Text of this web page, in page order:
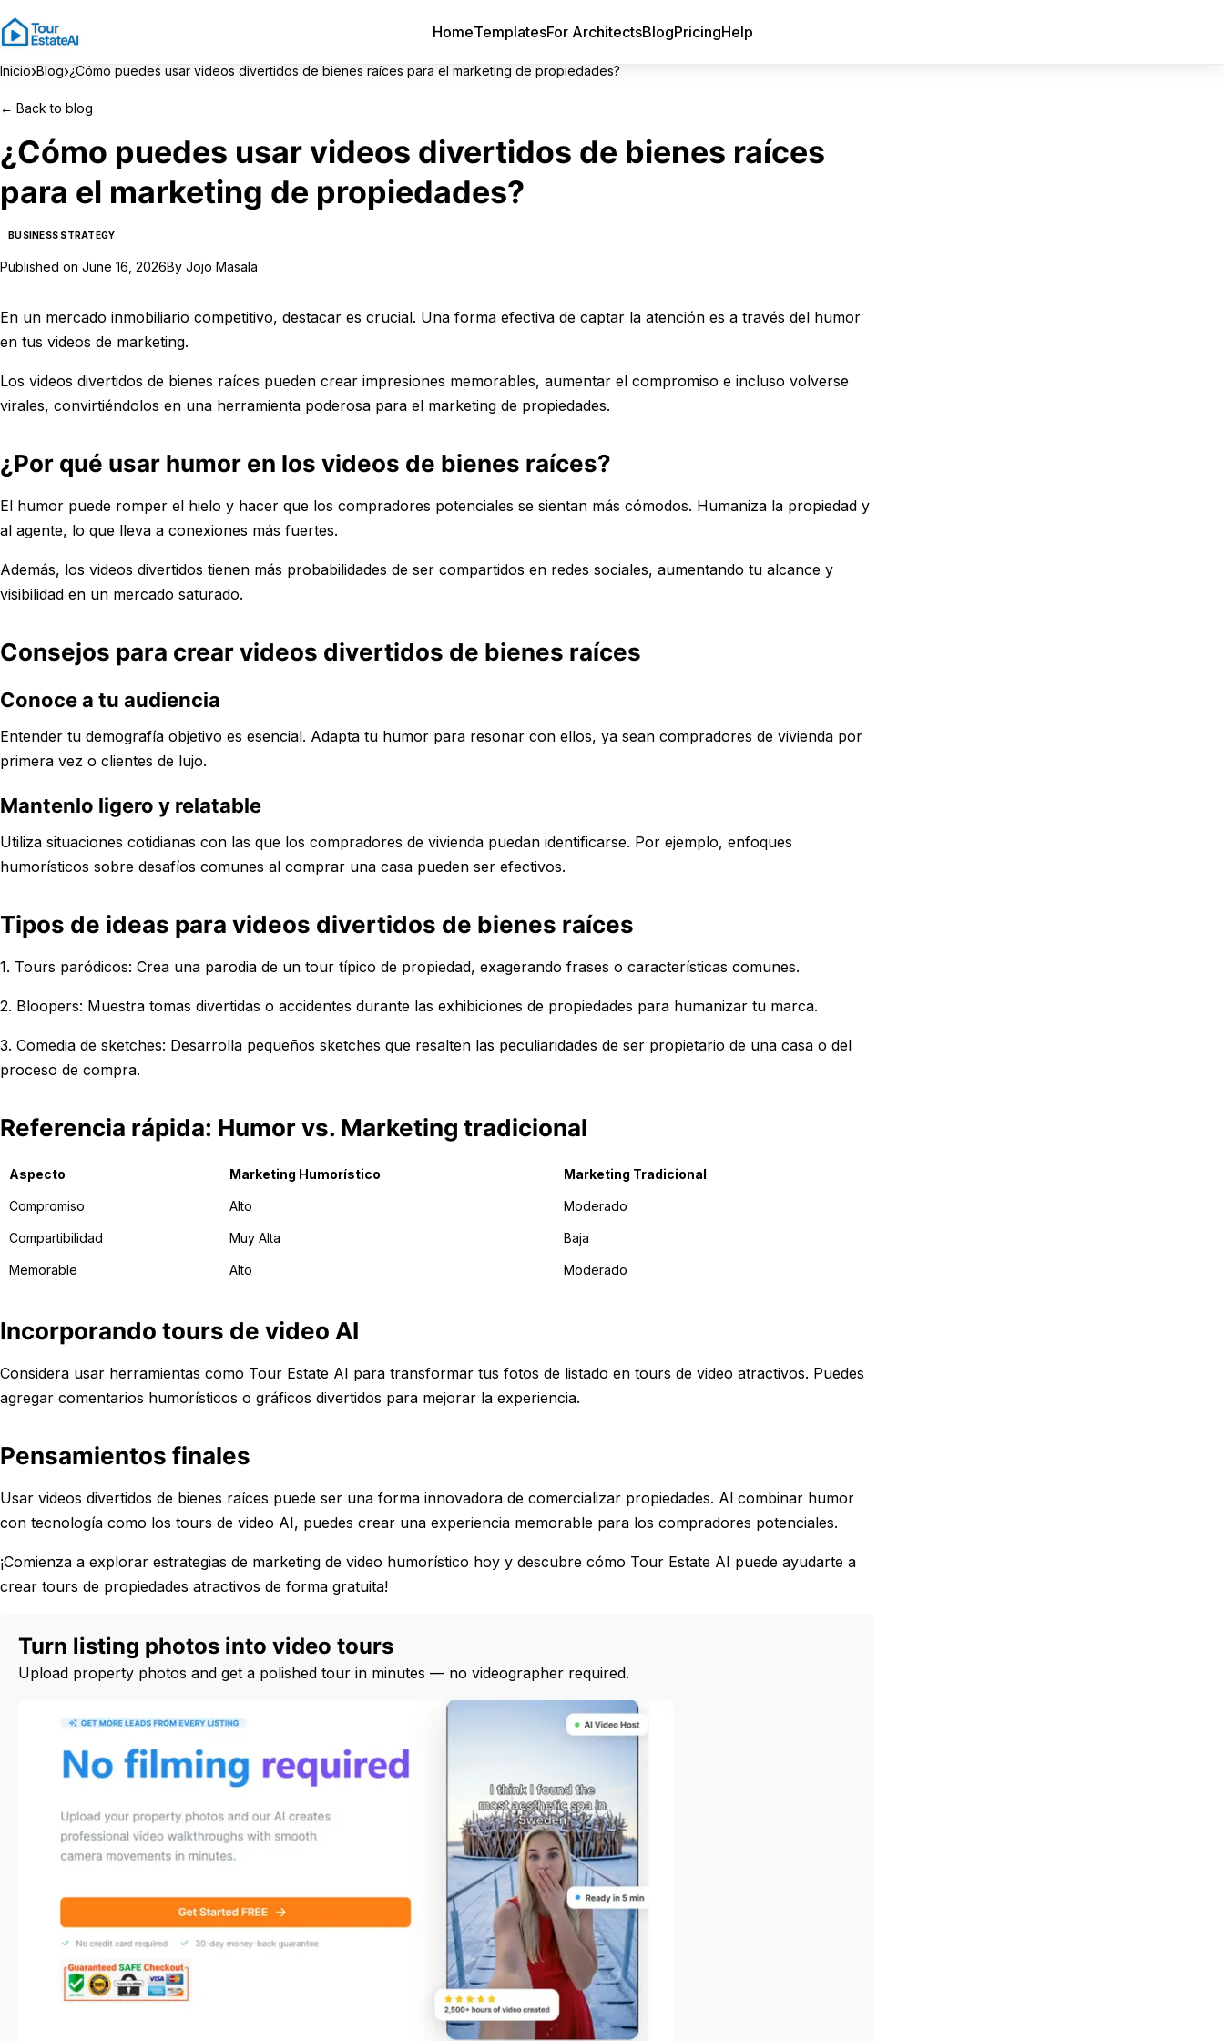
HomeTemplatesFor ArchitectsBlogPricingHelp
Inicio›Blog›¿Cómo puedes usar videos divertidos de bienes raíces para el marketing de propiedades?
← Back to blog
¿Cómo puedes usar videos divertidos de bienes raíces
para el marketing de propiedades?
BUSINESS STRATEGY
Published on June 16, 2026By Jojo Masala
En un mercado inmobiliario competitivo, destacar es crucial. Una forma efectiva de captar la atención es a través del humor
en tus videos de marketing.
Los videos divertidos de bienes raíces pueden crear impresiones memorables, aumentar el compromiso e incluso volverse
virales, convirtiéndolos en una herramienta poderosa para el marketing de propiedades.
¿Por qué usar humor en los videos de bienes raíces?
El humor puede romper el hielo y hacer que los compradores potenciales se sientan más cómodos. Humaniza la propiedad y
al agente, lo que lleva a conexiones más fuertes.
Además, los videos divertidos tienen más probabilidades de ser compartidos en redes sociales, aumentando tu alcance y
visibilidad en un mercado saturado.
Consejos para crear videos divertidos de bienes raíces
Conoce a tu audiencia
Entender tu demografía objetivo es esencial. Adapta tu humor para resonar con ellos, ya sean compradores de vivienda por
primera vez o clientes de lujo.
Mantenlo ligero y relatable
Utiliza situaciones cotidianas con las que los compradores de vivienda puedan identificarse. Por ejemplo, enfoques
humorísticos sobre desafíos comunes al comprar una casa pueden ser efectivos.
Tipos de ideas para videos divertidos de bienes raíces
1. Tours paródicos: Crea una parodia de un tour típico de propiedad, exagerando frases o características comunes.
2. Bloopers: Muestra tomas divertidas o accidentes durante las exhibiciones de propiedades para humanizar tu marca.
3. Comedia de sketches: Desarrolla pequeños sketches que resalten las peculiaridades de ser propietario de una casa o del
proceso de compra.
Referencia rápida: Humor vs. Marketing tradicional
Aspecto Marketing Humorístico Marketing Tradicional
Compromiso Alto Moderado
Compartibilidad Muy Alta Baja
Memorable Alto Moderado
Incorporando tours de video AI
Considera usar herramientas como Tour Estate AI para transformar tus fotos de listado en tours de video atractivos. Puedes
agregar comentarios humorísticos o gráficos divertidos para mejorar la experiencia.
Pensamientos finales
Usar videos divertidos de bienes raíces puede ser una forma innovadora de comercializar propiedades. Al combinar humor
con tecnología como los tours de video AI, puedes crear una experiencia memorable para los compradores potenciales.
¡Comienza a explorar estrategias de marketing de video humorístico hoy y descubre cómo Tour Estate AI puede ayudarte a
crear tours de propiedades atractivos de forma gratuita!
Turn listing photos into video tours
Upload property photos and get a polished tour in minutes — no videographer required.